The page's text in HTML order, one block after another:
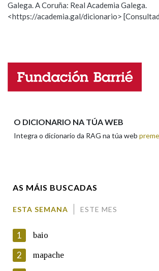
Na fraseoloxía
OUTRAS OPCIÓNS DE BUSCA
Marcas gramaticais
Observación Hai un erro na
Propoño mellorar a definición
Nome
Galega. A Coruña: Real Academia Galega.
<https://academia.gal/dicionario>
O DICIONARIO NA TÚA WEB
Integra o dicionario da RAG na túa web
AS MÁIS BUSCADAS
ESTA SEMANA ESTE MES
1 baio
2 mapache